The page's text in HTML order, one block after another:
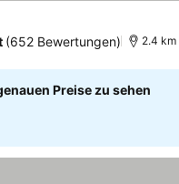
(652 Bewertungen) 2.4
Preise zu sehen